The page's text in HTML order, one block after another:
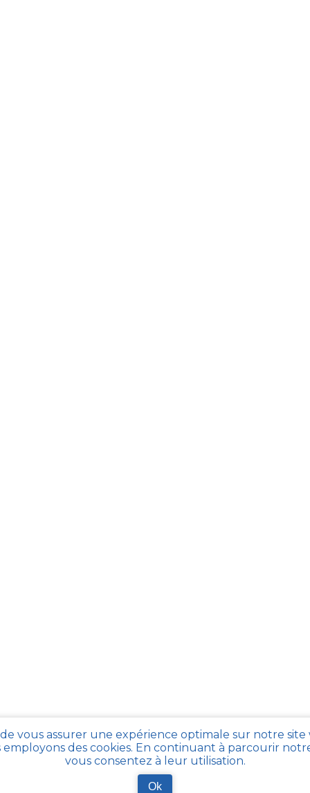
vous assurer une expérience optimale sur notre site
employons des cookies. En continuant à parcourir
vous consentez à leur utilisation.
Ok